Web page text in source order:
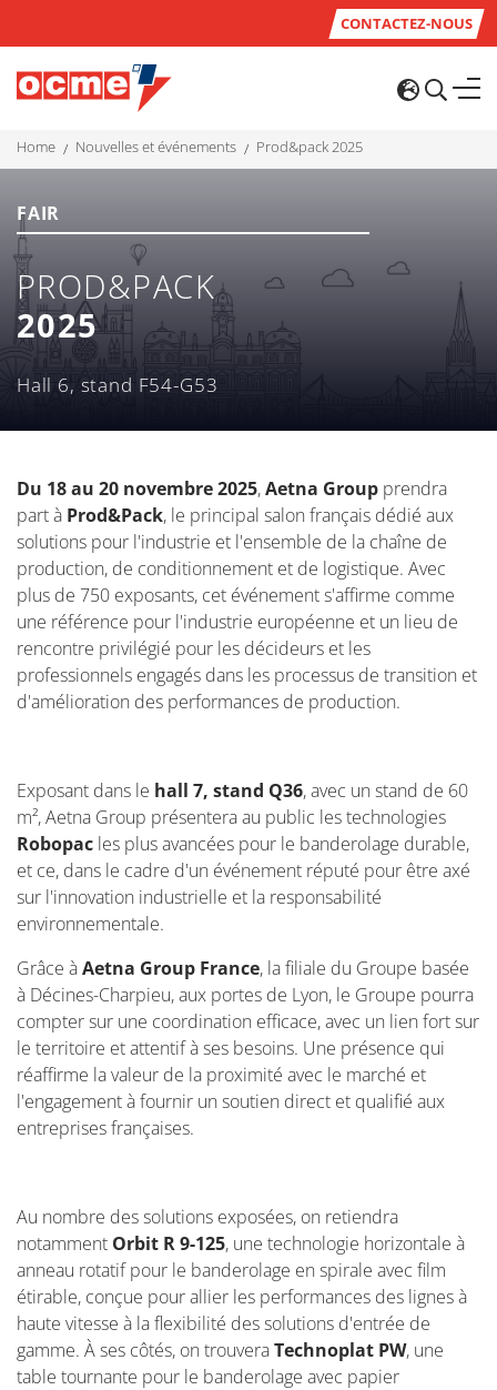
CONTACTEZ-NOUS
home nouvelles et événements prod&pack 2025
FAIR
PROD&PACK
2025
Hall 6, stand F54-G53
Du 18 au 20 novembre2025,Aetna Group prendra
part à Prod&Pack, le principal salon français dédié aux
solutions pour l'industrie et l'ensemble de la chaîne de
production, de conditionnement et de logistique. Avec
plus de 750 exposants, cet événement s'affirme comme
une référence pour l'industrie européenne et un lieu de
rencontre privilégié pour les décideurs et les
professionnels engagés dans les processus de transition et
d'amélioration des performances de production.
Exposant dans le hall 7, stand Q36,avec un stand de 60
m², Aetna Group présentera au public les technologies
Robopac les plus avancées pour le banderolage durable,
et ce, dans le cadre d'un événement réputé pour être axé
sur l'innovation industrielle et la responsabilité
environnementale.
Grâce àAetna Group France, la filiale du Groupe basée
à Décines-Charpieu, aux portes de Lyon, le Groupe pourra
compter sur une coordination efficace, avec un lien fort sur
le territoire et attentif à ses besoins. Une présence qui
réaffirme la valeur de la proximité avec le marché et
l'engagement à fournir un soutien direct et qualifié aux
entreprises françaises.
Au nombre des solutions exposées, on retiendra
notamment Orbit R 9-125, une technologie horizontale à
anneau rotatif pour le banderolage en spirale avec film
étirable, conçue pour allier les performances des lignes à
haute vitesse à la flexibilité des solutions d'entrée de
gamme. À ses côtés, on trouveraTechnoplat PW, une
table tournante pour le banderolage avec papier